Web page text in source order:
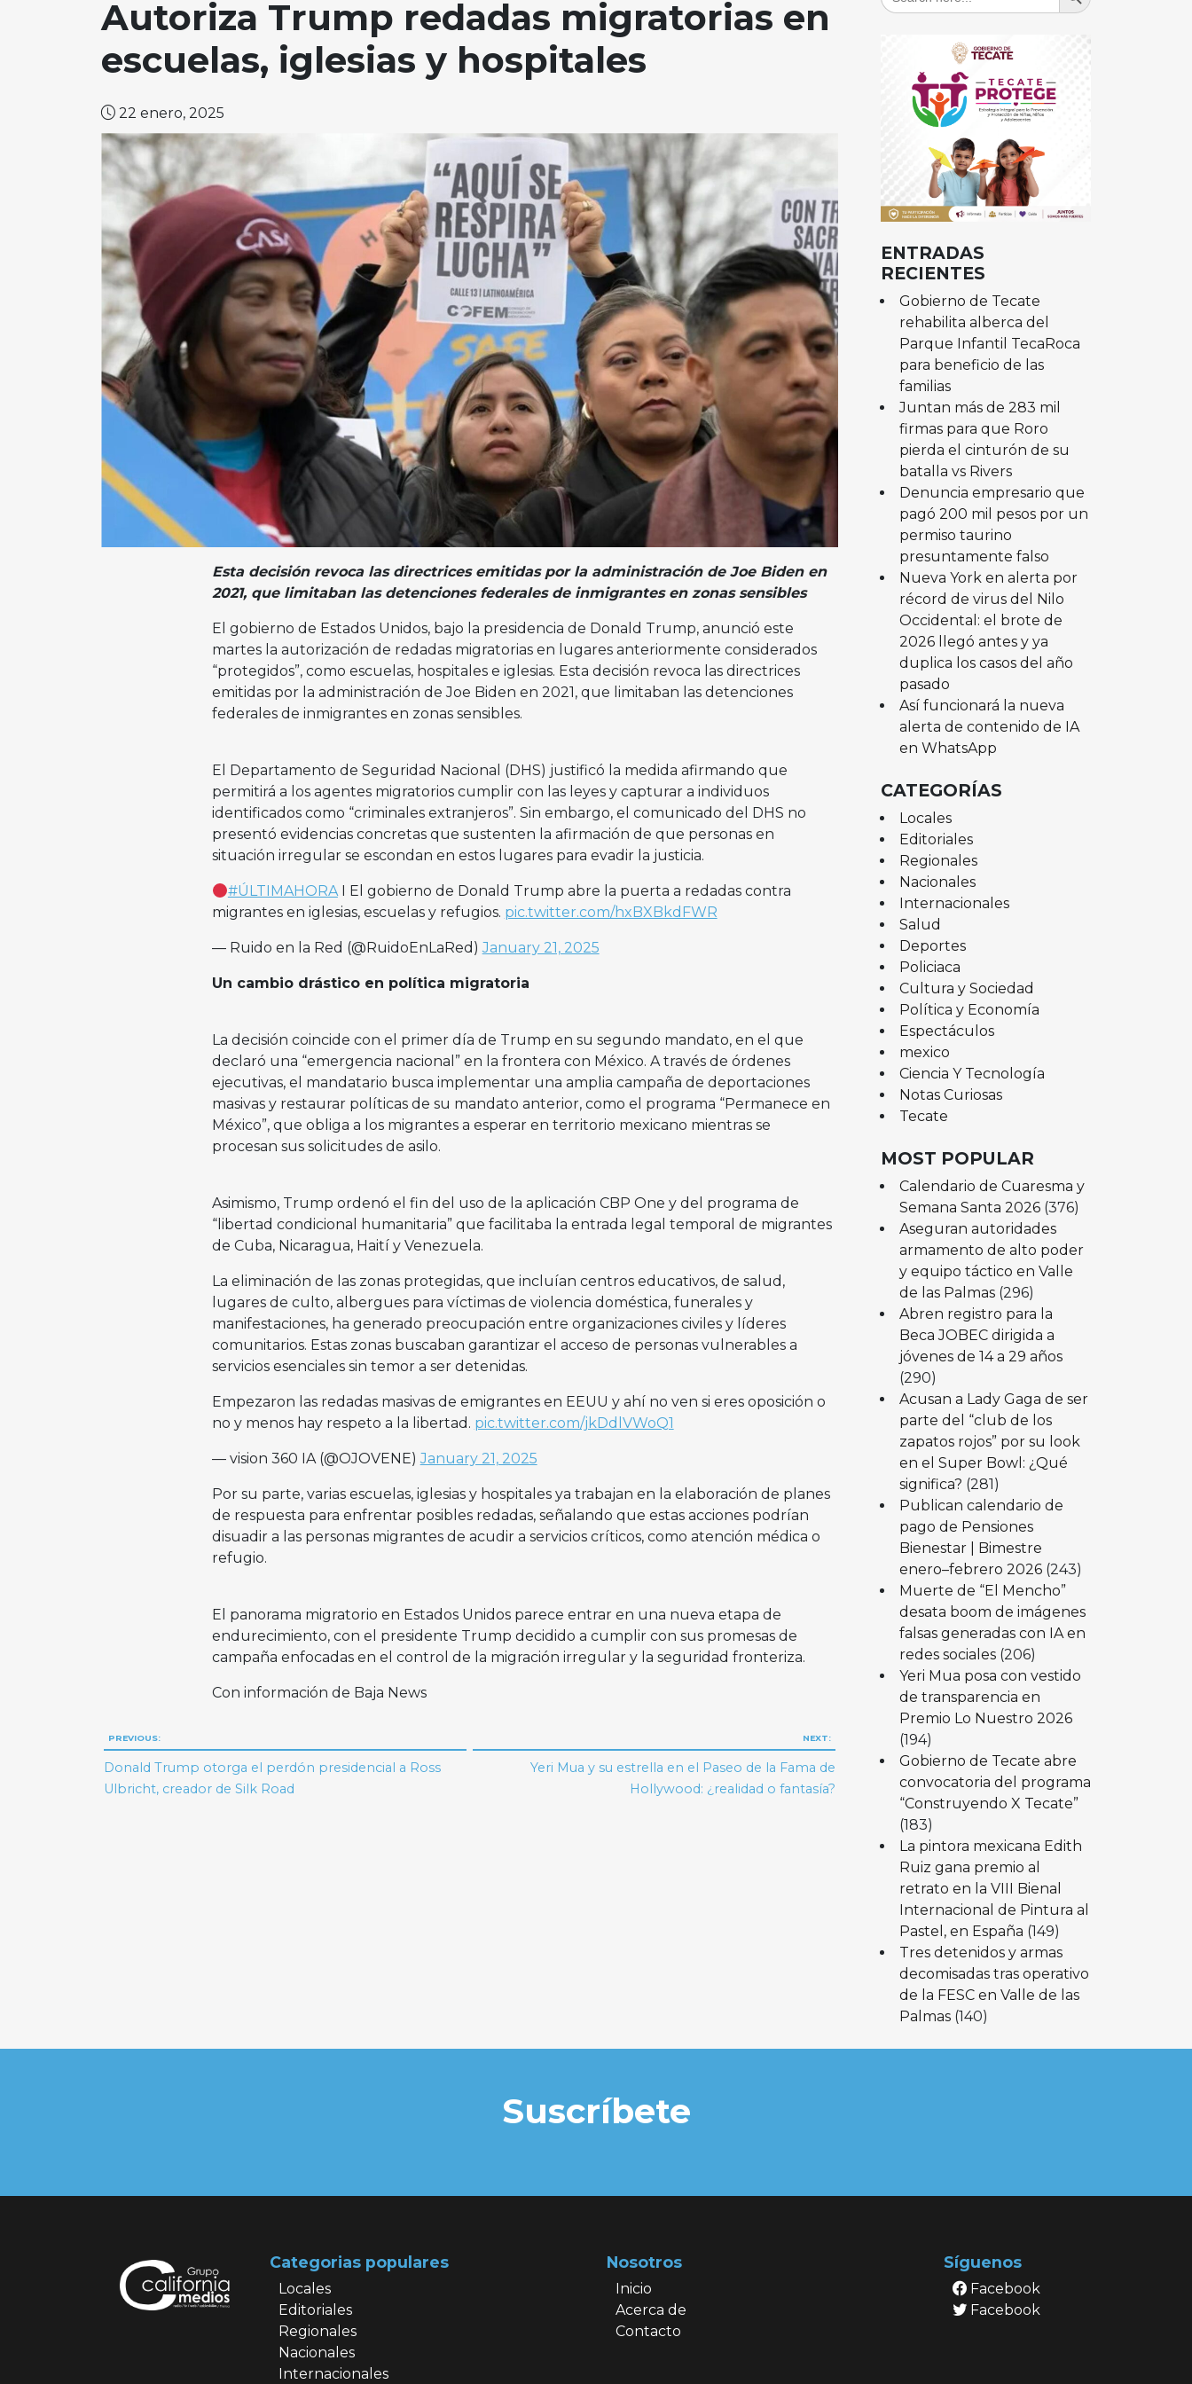
Autoriza Trump redadas migratorias en
escuelas, iglesias y hospitales
22 enero, 2025
Esta decisión revoca las directrices emitidas por la administración de Joe Biden en
2021, que limitaban las detenciones federales de inmigrantes en zonas sensibles
El gobierno de Estados Unidos, bajo la presidencia de Donald Trump, anunció este
martes la autorización de redadas migratorias en lugares anteriormente considerados
“protegidos”, como escuelas, hospitales e iglesias. Esta decisión revoca las directrices
emitidas por la administración de Joe Biden en 2021, que limitaban las detenciones
federales de inmigrantes en zonas sensibles.
El Departamento de Seguridad Nacional (DHS) justificó la medida afirmando que
permitirá a los agentes migratorios cumplir con las leyes y capturar a individuos
identificados como “criminales extranjeros”. Sin embargo, el comunicado del DHS no
presentó evidencias concretas que sustenten la afirmación de que personas en
situación irregular se escondan en estos lugares para evadir la justicia.
#ÚLTIMAHORAI El gobierno de Donald Trump abre la puerta a redadas contra
migrantes en iglesias, escuelas y refugios. pic.twitter.com/hxBXBkdFWR
— Ruido en la Red (@RuidoEnLaRed)January 21, 2025
Un cambio drástico en política migratoria
La decisión coincide con el primer día de Trump en su segundo mandato, en el que
declaró una “emergencia nacional” en la frontera con México. A través de órdenes
ejecutivas, el mandatario busca implementar una amplia campaña de deportaciones
masivas y restaurar políticas de su mandato anterior, como el programa “Permanece en
México”, que obliga a los migrantes a esperar en territorio mexicano mientras se
procesan sus solicitudes de asilo.
Asimismo, Trump ordenó el fin del uso de la aplicación CBP One y del programa de
“libertad condicional humanitaria” que facilitaba la entrada legal temporal de migrantes
de Cuba, Nicaragua, Haití y Venezuela.
La eliminación de las zonas protegidas, que incluían centros educativos, de salud,
lugares de culto, albergues para víctimas de violencia doméstica, funerales y
manifestaciones, ha generado preocupación entre organizaciones civiles y líderes
comunitarios. Estas zonas buscaban garantizar el acceso de personas vulnerables a
servicios esenciales sin temor a ser detenidas.
Empezaron las redadas masivas de emigrantes en EEUU y ahí no ven si eres oposición o
no y menos hay respeto a la libertad. pic.twitter.com/jkDdlVWoQ1
— vision 360 IA (@OJOVENE)January 21, 2025
Por su parte, varias escuelas, iglesias y hospitales ya trabajan en la elaboración de planes
de respuesta para enfrentar posibles redadas, señalando que estas acciones podrían
disuadir a las personas migrantes de acudir a servicios críticos, como atención médica o
refugio.
El panorama migratorio en Estados Unidos parece entrar en una nueva etapa de
endurecimiento, con el presidente Trump decidido a cumplir con sus promesas de
campaña enfocadas en el control de la migración irregular y la seguridad fronteriza.
Con información de Baja News
Navegación
de
PREVIOUS:
Donald Trump otorga el perdón presidencial a Ross
Ulbricht, creador de Silk Road
NEXT:
Yeri Mua y su estrella en el Paseo de la Fama de
Hollywood: ¿realidad o fantasía?
ENTRADAS
RECIENTES
Gobierno de Tecate
rehabilita alberca del
Parque Infantil TecaRoca
para beneficio de las
familias
Juntan más de 283 mil
firmas para que Roro
pierda el cinturón de su
batalla vs Rivers
Denuncia empresario que
pagó 200 mil pesos por un
permiso taurino
presuntamente falso
Nueva York en alerta por
récord de virus del Nilo
Occidental: el brote de
2026 llegó antes y ya
duplica los casos del año
pasado
Así funcionará la nueva
alerta de contenido de IA
en WhatsApp
CATEGORÍAS
Locales
Editoriales
Regionales
Nacionales
Internacionales
Salud
Deportes
Policiaca
Cultura y Sociedad
Política y Economía
Espectáculos
mexico
Ciencia Y Tecnología
Notas Curiosas
Tecate
MOST POPULAR
Calendario de Cuaresma y
Semana Santa 2026 (376)
Aseguran autoridades
armamento de alto poder
y equipo táctico en Valle
de las Palmas (296)
Abren registro para la
Beca JOBEC dirigida a
jóvenes de 14 a 29 años
(290)
Acusan a Lady Gaga de ser
parte del “club de los
zapatos rojos” por su look
en el Super Bowl: ¿Qué
significa? (281)
Publican calendario de
pago de Pensiones
Bienestar | Bimestre
enero–febrero 2026 (243)
Muerte de “El Mencho”
desata boom de imágenes
falsas generadas con IA en
redes sociales (206)
Yeri Mua posa con vestido
de transparencia en
Premio Lo Nuestro 2026
(194)
Gobierno de Tecate abre
convocatoria del programa
“Construyendo X Tecate”
(183)
La pintora mexicana Edith
Ruiz gana premio al
retrato en la VIII Bienal
Internacional de Pintura al
Pastel, en España (149)
Tres detenidos y armas
decomisadas tras operativo
de la FESC en Valle de las
Palmas (140)
Suscríbete
Categorias populares
Locales
Editoriales
Regionales
Nacionales
Internacionales
Nosotros
Inicio
Acerca de
Contacto
Síguenos
Facebook
Facebook